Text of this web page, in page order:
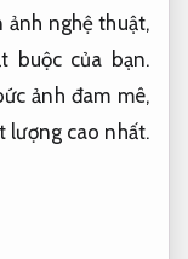
ảnh nghệ thuật,
buộc của bạn.
ảnh đam mê,
lượng cao nhất.